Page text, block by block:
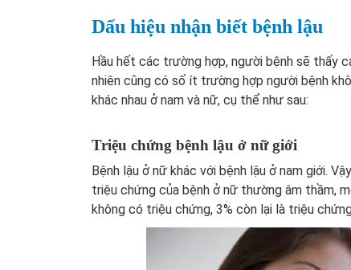
Dấu hiệu nhận biết bệnh lậu
Hầu hết các trường hợp, người bệnh sẽ thấy
nhiên cũng có số ít trường hợp người bệnh
khác nhau ở nam và nữ, cụ thể như sau:
Triệu chứng bệnh lậu ở nữ giới
Bệnh lậu ở nữ khác với bệnh lậu ở nam giới.
triệu chứng của bệnh ở nữ thường âm thầm,
không có triệu chứng, 3% còn lại là triệu